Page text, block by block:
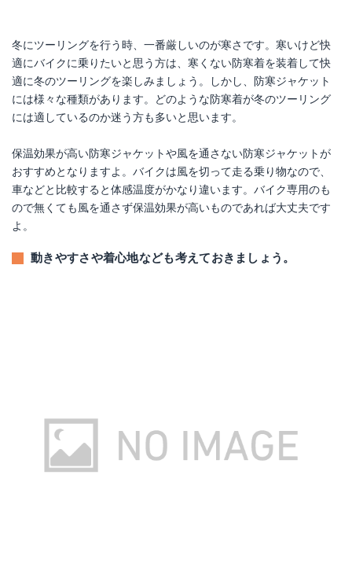
冬にツーリングを行う時、一番厳しいのが寒さです。寒いけど快
適にバイクに乗りたいと思う方は、寒くない防寒着を装着して快
適に冬のツーリングを楽しみましょう。しかし、防寒ジャケット
には様々な種類があります。どのような防寒着が冬のツーリング
には適しているのか迷う方も多いと思います。
保温効果が高い防寒ジャケットや風を通さない防寒ジャケットが
おすすめとなりますよ。バイクは風を切って走る乗り物なので、
車などと比較すると体感温度がかなり違います。バイク専用のも
ので無くても風を通さず保温効果が高いものであれば大丈夫です
よ。
動きやすさや着心地なども考えておきましょう。